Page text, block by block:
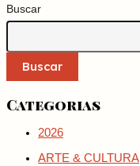
Buscar
Buscar
Categorias
2026
ARTE & CULTURA